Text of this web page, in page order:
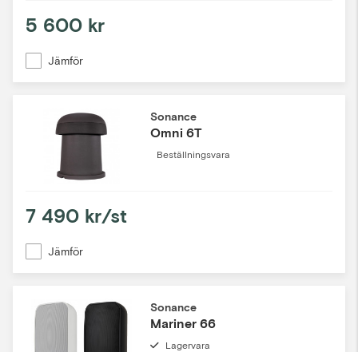
5 600 kr
Jämför
Sonance
Omni 6T
Beställningsvara
7 490 kr/st
Jämför
Sonance
Mariner 66
Lagervara